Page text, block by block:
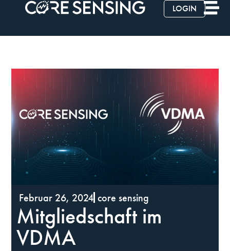
LOGIN
Februar 26, 2024 core sensing
Mitgliedschaft im
VDMA